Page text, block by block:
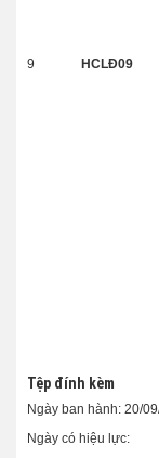
9 HCLĐ09
Tệp đính kèm
Ngày ban hành: 20/
Ngày có hiệu lực: